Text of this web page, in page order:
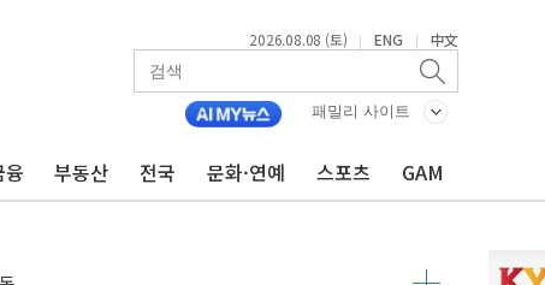
2026.08.08 (토) | ENG | 中文
패밀리 사이트
융 부동산 전국 문화·연예 스포츠 GAM
국정"